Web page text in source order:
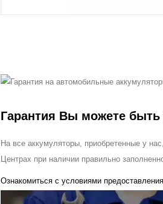
Гарантия Вы можете быть
На все аккумуляторы, приобретенные у
Центрах при наличии правильно
Ознакомиться с условиями